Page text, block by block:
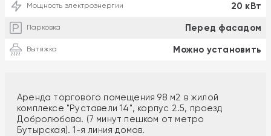
Мощность электроэнергии 20 кВт
Парковка Перед фасадом
Вытяжка Можно установить
Аренда торгового помещения 98 м2 в жилой
комплексе "Руставели 14", корпус 2.5, проезд
Добролюбова. (7 минут пешком от метро
Бутырская). 1-я линия домов.